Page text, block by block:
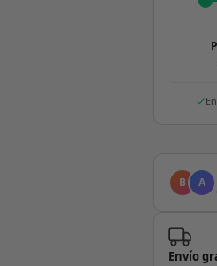
B A
Envío